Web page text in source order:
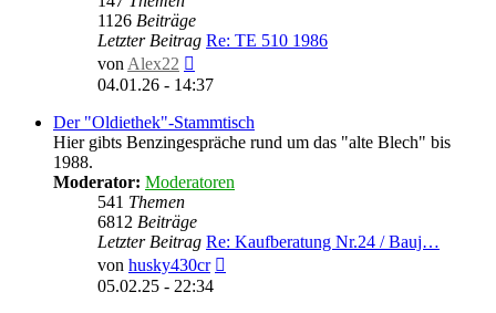
1126 Beiträge
Letzter Beitrag Re: TE 510 1986
vonAlex22
Beitrag
04.01.26 - 14:37
Der "Oldiethek"-Stammtisch
Hier gibts Benzingespräche rund um das "alte Blech" bis
1988.
Moderator: Moderatoren
541 Themen
6812 Beiträge
Letzter Beitrag Re: Kaufberatung Nr.24 / Bauj…
von husky430cr
05.02.25 - 22:34